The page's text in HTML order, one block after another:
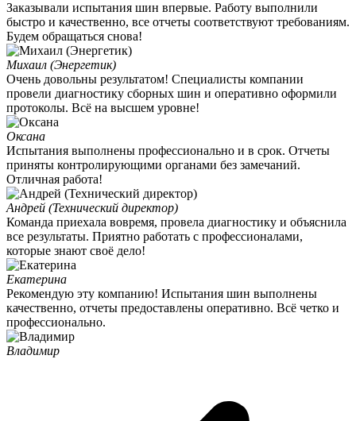
Заказывали испытания шин впервые. Работу выполнили
быстро и качественно, все отчеты соответствуют требованиям.
Будем обращаться снова!
Михаил (Энергетик)
Очень довольны результатом! Специалисты компании
провели диагностику сборных шин и оперативно оформили
протоколы. Всё на высшем уровне!
Оксана
Испытания выполнены профессионально и в срок. Отчеты
приняты контролирующими органами без замечаний.
Отличная работа!
Андрей (Технический директор)
Команда приехала вовремя, провела диагностику и объяснила
все результаты. Приятно работать с профессионалами,
которые знают своё дело!
Екатерина
Рекомендую эту компанию! Испытания шин выполнены
качественно, отчеты предоставлены оперативно. Всё четко и
профессионально.
Владимир